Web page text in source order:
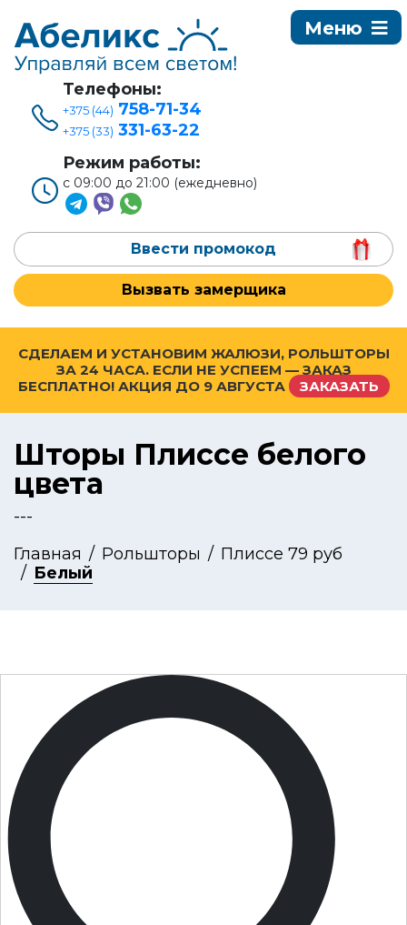
Телефоны:
+375 (44) 758-71-34
+375 (33) 331-63-22
Режим работы:
с 09:00 до 21:00 (ежедневно)
Ввести промокод
Вызвать замерщика
СДЕЛАЕМ И УСТАНОВИМ ЖАЛЮЗИ, РОЛЬШТОРЫ
ЗА 24 ЧАСА. ЕСЛИ НЕ УСПЕЕМ — ЗАКАЗ
БЕСПЛАТНО! АКЦИЯ ДО 9 АВГУСТА ЗАКАЗАТЬ
Шторы Плиссе белого
цвета
---
Главная
Рольшторы
Плиссе 79 руб
Белый